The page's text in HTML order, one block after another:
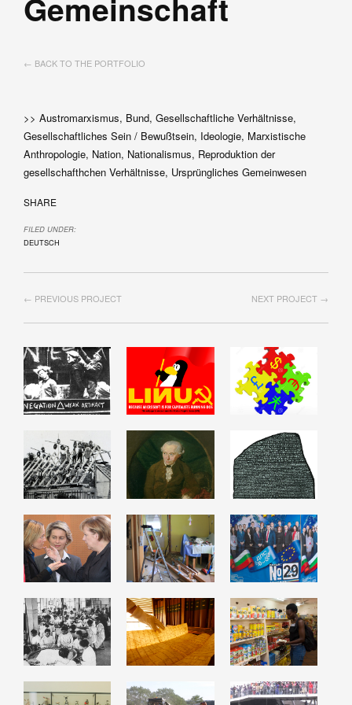
← BACK TO THE PORTFOLIO
>> Austromarxismus, Bund, Gesellschaftliche Verhältnisse,
Gesellschaftliches Sein / Bewußtsein, Ideologie, Marxistische
Anthropologie, Nation, Nationalismus, Reproduktion der
gesellschafthchen Verhältnisse, Ursprüngliches Gemeinwesen
SHARE
FILED UNDER:
DEUTSCH
NEXT PROJECT →
← PREVIOUS PROJECT